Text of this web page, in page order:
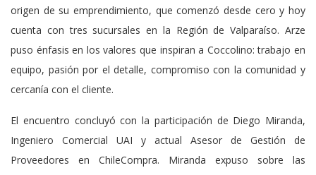
origen de su emprendimiento, que comenzó desde cero y hoy
cuenta con tres sucursales en la Región de Valparaíso. Arze
puso énfasis en los valores que inspiran a Coccolino: trabajo en
equipo, pasión por el detalle, compromiso con la comunidad y
cercanía con el cliente.
El encuentro concluyó con la participación de Diego Miranda,
Ingeniero Comercial UAI y actual Asesor de Gestión de
Proveedores en ChileCompra. Miranda expuso sobre las